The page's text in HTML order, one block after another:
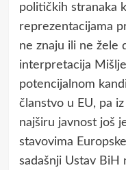
političkih stranaka
reprezentacijama
ne znaju ili ne žele
interpretacija
potencijalnom
članstvo u EU, pa
najširu javnost još
stavovima
sadašnji Ustav BiH